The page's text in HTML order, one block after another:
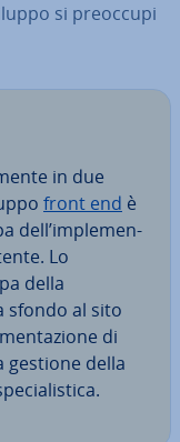
si preoccupi
in due
front end è
dell’im­ple­men­
Lo
della
sfondo al sito
di
gestione della